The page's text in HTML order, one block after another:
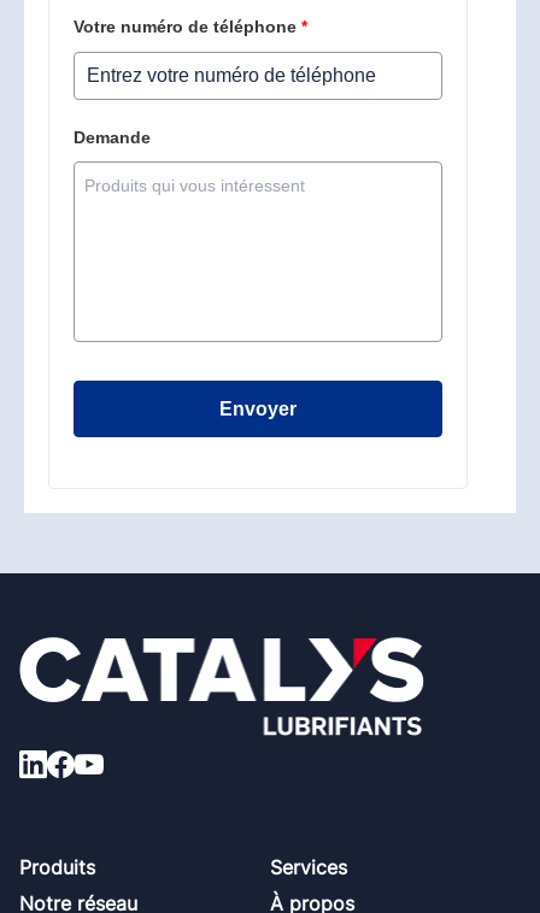
Votre numéro de téléphone *
Demande
Envoyer
Footer
Produits
Services
Notre réseau
À propos